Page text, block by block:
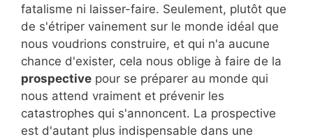
fatalisme ni laisser-faire. Seulement, plutôt que
de s'étriper vainement sur le monde idéal que
nous voudrions construire, et qui n'a aucune
chance d'exister, cela nous oblige à faire de la
prospective pour se préparer au monde qui
nous attend vraiment et prévenir les
catastrophes qui s'annoncent. La prospective
est d'autant plus indispensable dans une